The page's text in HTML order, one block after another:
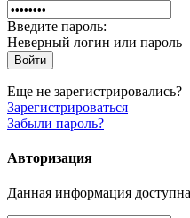
Введите пароль:
Неверный логин или пароль
Еще не зарегистрировались?
Зарегистрироваться
Забыли пароль?
Авторизация
Данная информация